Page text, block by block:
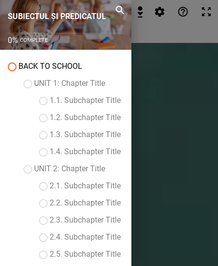
SUBIECTUL ȘI PREDICATUL
0%COMPLETE
BACK TO SCHOOL
UNIT 1: Chapter Title
1.1. Subchapter Title
1.2. Subchapter Title
1.3. Subchapter Title
1.4. Subchapter Title
UNIT 2: Chapter Title
2.1. Subchapter Title
2.2. Subchapter Title
2.3. Subchapter Title
2.4. Subchapter Title
2.5. Subchapter Title
SUBIECTUL ȘI PREDICATUL